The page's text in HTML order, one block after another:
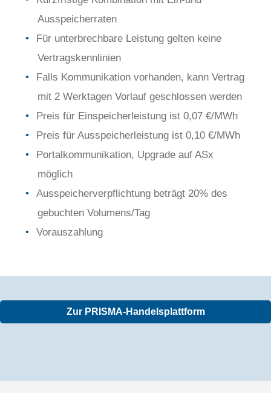
Ausspeicherraten
Für unterbrechbare Leistung gelten keine
Vertragskennlinien
Falls Kommunikation vorhanden, kann Vertrag
mit 2 Werktagen Vorlauf geschlossen werden
Preis für Einspeicherleistung ist 0,07 €/MWh
Preis für Ausspeicherleistung ist 0,10 €/MWh
Portalkommunikation, Upgrade auf ASx
möglich
Ausspeicherverpflichtung beträgt 20% des
gebuchten Volumens/Tag
Vorauszahlung
Zur PRISMA-Handelsplattform